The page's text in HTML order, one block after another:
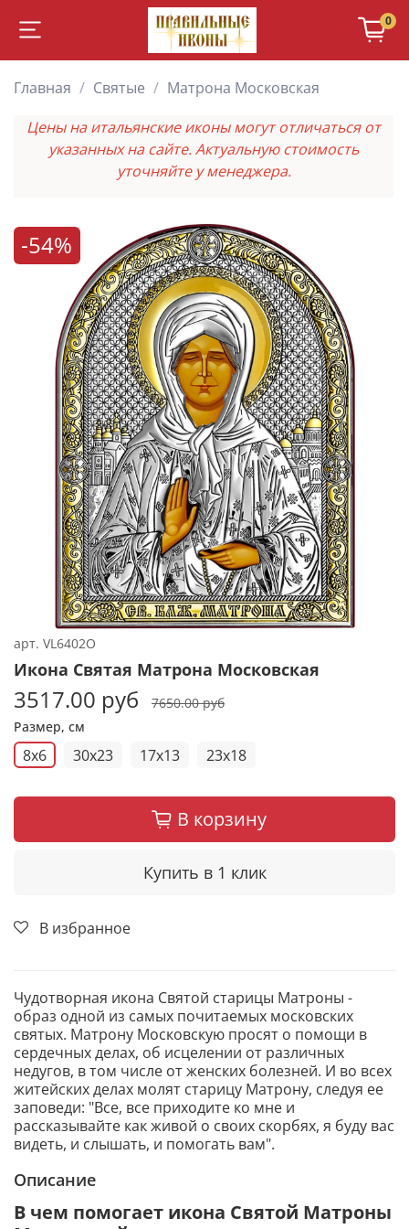
0
Главная Святые
Матрона Московская
Цены на итальянские иконы могут отличаться от
указанных на сайте. Актуальную стоимость
уточняйте у менеджера.
-54%
арт. VL6402O
Икона Святая Матрона Московская
3517.00 руб
7650.00 руб
Размер, см
8x6 30x23 17x13 23x18
В корзину
Купить в 1 клик
В избранное
Чудотворная икона Святой старицы Матроны -
образ одной из самых почитаемых московских
святых. Матрону Московскую просят о помощи в
сердечных делах, об исцелении от различных
недугов, в том числе от женских болезней. И во всех
житейских делах молят старицу Матрону, следуя ее
заповеди: "Все, все приходите ко мне и
рассказывайте как живой о своих скорбях, я буду вас
видеть, и слышать, и помогать вам".
Описание
В чем помогает икона Святой Матроны